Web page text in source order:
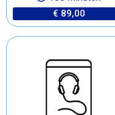
€ 89,00